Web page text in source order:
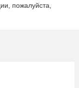
пожалуйста,